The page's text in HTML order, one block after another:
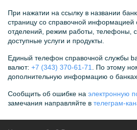
При нажатии на ссылку в названии
страницу со справочной информацией
отделений, режим работы, телефоны,
доступные услуги и продукты.
Единый телефон справочной службы
валют: +7 (343) 370-61-71
. По этому
дополнительную информацию о банках
Сообщить об ошибке на электронную
замечания направляйте в телеграм-